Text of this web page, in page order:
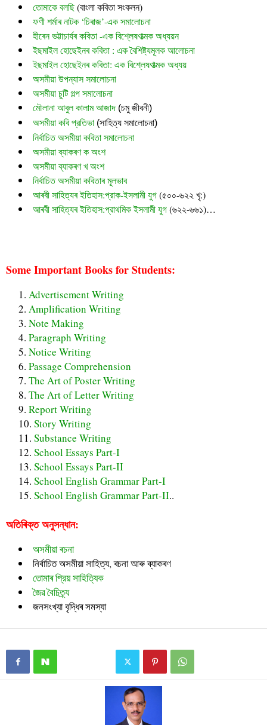
তোমাকে বলছি (বাংলা কবিতা সংকলন)
ফণী শৰ্মাৰ নাটক ‘চিৰাজ’-এক সমালোচনা
হীৰেন ভট্টাচাৰ্যৰ কবিতা -এক বিশ্লেষণাত্মক অধ্যয়ন
ইছমাইল হোছেইনৰ কবিতা : এক বৈশিষ্ট্যমূলক আলোচনা
ইছমাইল হোছেইনৰ কবিতা: এক বিশ্লেষণাত্মক অধ্যয়
অসমীয়া উপন্যাস সমালোচনা
অসমীয়া চুটি গল্প সমালোচনা
মৌলানা আবুল কালাম আজাদ (চমু জীবনী)
অসমীয়া কবি প্রতিভা (সাহিত্য সমালোচনা)
নির্বাচিত অসমীয়া কবিতা সমালোচনা
অসমীয়া ব্যাকৰণ ক অংশ
অসমীয়া ব্যাকৰণ খ অংশ
নির্বাচিত অসমীয়া কবিতাৰ মূলভাব
আৰবী সাহিত্যৰ ইতিহাস:প্রাক-ইসলামী যুগ(৫০০-৬২২ খৃ:)
আৰবী সাহিত্যৰ ইতিহাস:প্রাথমিক ইসলামী যুগ(৬২২-৬৬১)…
Some Important Books for Students:
Advertisement Writing
Amplification Writing
Note Making
Paragraph Writing
Notice Writing
Passage Comprehension
The Art of Poster Writing
The Art of Letter Writing
Report Writing
Story Writing
Substance Writing
School Essays Part-I
School Essays Part-II
School English Grammar Part-I
School English Grammar Part-II..
অতিৰিক্ত অনুসন্ধান:
অসমীয়া ৰচনা
নির্বাচিত অসমীয়া সাহিত্য, ৰচনা আৰু ব্যাকৰণ
তোমাৰ প্রিয় সাহিত্যিক
জৈৱ বৈচিত্ৰ্য
জনসংখ্যা বৃদ্ধিৰ সমস্যা